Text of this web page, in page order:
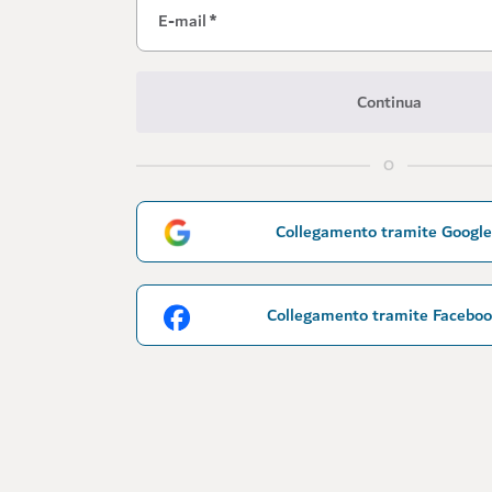
E-mail*
Continua
O
Collegamento tramite Google
Collegamento tramite